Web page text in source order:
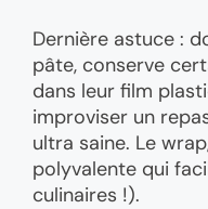
Dernière astuce :
pâte, conserve
dans leur film
improviser un
ultra saine. Le
polyvalente qui
culinaires !).